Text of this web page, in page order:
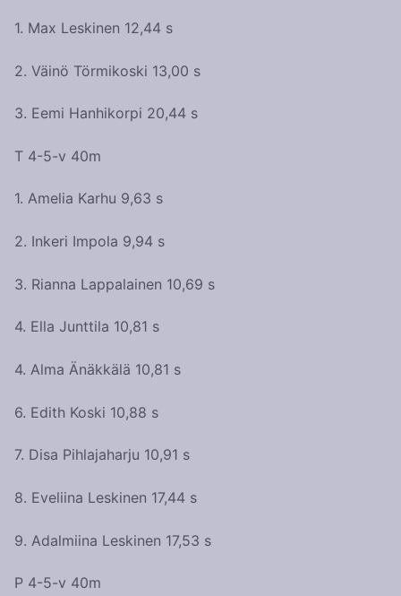
1. Max Leskinen 12,44 s
2. Väinö Törmikoski 13,00 s
3. Eemi Hanhikorpi 20,44 s
T 4-5-v 40m
1. Amelia Karhu 9,63 s
2. Inkeri Impola 9,94 s
3. Rianna Lappalainen 10,69 s
4. Ella Junttila 10,81 s
4. Alma Änäkkälä 10,81 s
6. Edith Koski 10,88 s
7. Disa Pihlajaharju 10,91 s
8. Eveliina Leskinen 17,44 s
9. Adalmiina Leskinen 17,53 s
P 4-5-v 40m